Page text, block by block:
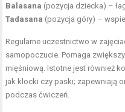
Balasana (pozycja dziecka) –
Tadasana (pozycja góry) –
Regularne uczestnictwo w
samopoczucie. Pomaga
mięśniową. Istotne jest również
jak klocki czy paski; zapewniają
podczas ćwiczeń.